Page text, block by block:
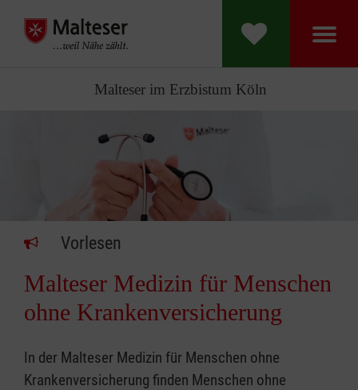
Malteser im Erzbistum Köln
Vorlesen
Malteser Medizin für Menschen
ohne Krankenversicherung
In der Malteser Medizin für Menschen ohne
Krankenversicherung finden Menschen ohne